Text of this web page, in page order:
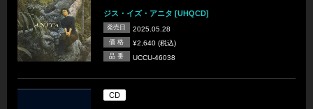
ジス・イズ・アニタ [UHQCD]
発売日 2025.05.28
価 格 ¥2,640 (税込)
品 番 UCCU-46038
CD